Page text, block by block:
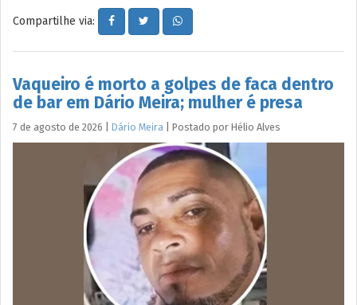
Compartilhe via:
Vaqueiro é morto a golpes de faca dentro
de bar em Dário Meira; mulher é presa
7 de agosto de 2026 Dário Meira Postado por Hélio Alves